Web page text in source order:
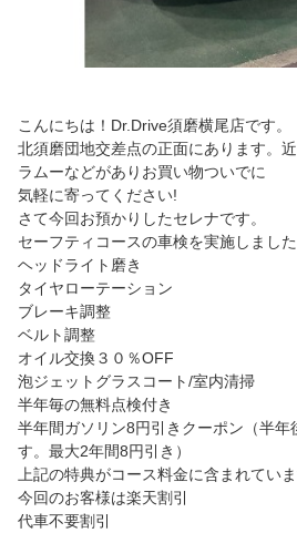
こんにちは！Dr.Drive須磨横尾店です。
北須磨団地交差点の正面にあります。
ラムーなどがありお買い物ついでに
気軽に寄ってください!
さて今回お預かりしたセレナです。
セーフティコースの車検を実施しました
ヘッドライト磨き
タイヤローテーション
ブレーキ調整
ベルト調整
オイル交換３０％OFF
泡ジェットグラスコート/室内清掃
半年毎の無料点検付き
半年間ガソリン8円引きクーポン（半年
す。最大2年間8円引き）
上記の特典がコース料金に含まれていま
今回のお客様は楽天割引
代車不要割引